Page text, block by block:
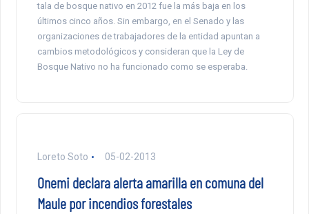
tala de bosque nativo en 2012 fue la más baja en los
últimos cinco años. Sin embargo, en el Senado y las
organizaciones de trabajadores de la entidad apuntan a
cambios metodológicos y consideran que la Ley de
Bosque Nativo no ha funcionado como se esperaba.
Loreto Soto 05-02-2013
Onemi declara alerta amarilla en comuna del
Maule por incendios forestales